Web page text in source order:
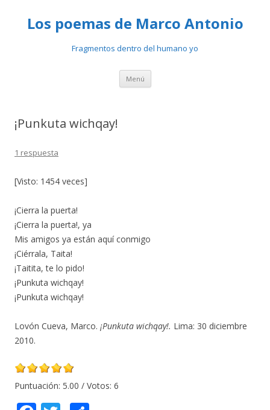
Los poemas de Marco Antonio
Fragmentos dentro del humano yo
Menú Ir
contenido
¡Punkuta wichqay!
1 respuesta
[Visto: 1454 veces]
¡Cierra la puerta!
¡Cierra la puerta!, ya
Mis amigos ya están aquí conmigo
¡Ciérrala, Taita!
¡Taitita, te lo pido!
¡Punkuta wichqay!
¡Punkuta wichqay!
Lovón Cueva, Marco. ¡Punkuta wichqay!. Lima: 30 diciembre
2010.
Puntuación: 5.00 / Votos: 6